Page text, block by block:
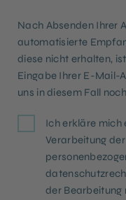
Nach Absenden Ihrer
automatisierte
diese nicht erhalten,
Eingabe Ihrer E-Mail-
uns in diesem Fall
Ich erkläre mich
Verarbeitung
der Bearbeitung